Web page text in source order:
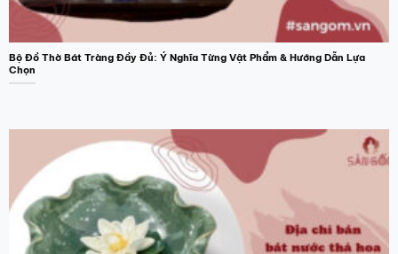
Bộ Đồ Thờ Bát Tràng Đầy Đủ: Ý Nghĩa Từng Vật Phẩm & Hướng Dẫn Lựa
Chọn